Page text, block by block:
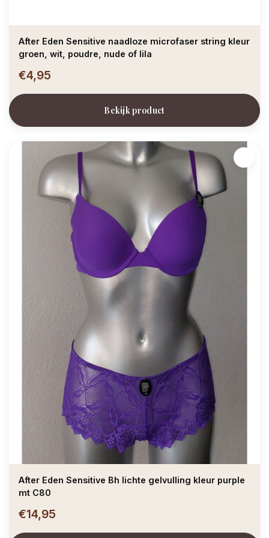
After Eden Sensitive naadloze microfaser string kleur
groen, wit, poudre, nude of lila
€4,95
Bekijk product
After Eden Sensitive Bh lichte gelvulling kleur purple
mt C80
€14,95